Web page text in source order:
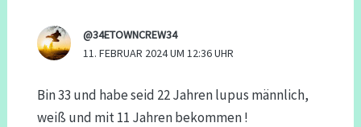
@34ETOWNCREW34
11. FEBRUAR 2024 UM 12:36 UHR
Bin 33 und habe seid 22 Jahren lupus männlich,
weiß und mit 11 Jahren bekommen !